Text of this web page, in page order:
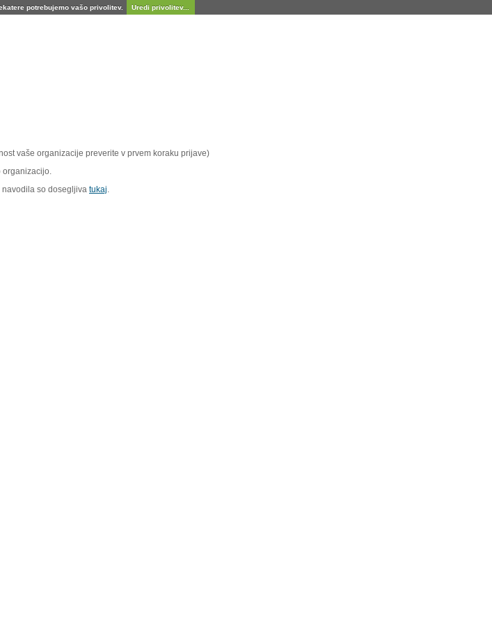
potrebujemo vašo privolitev. Uredi privolitev...
vaše organizacije preverite v prvem koraku prijave)
so dosegljiva tukaj